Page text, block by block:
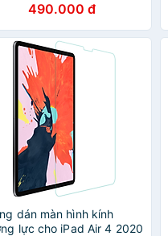
490.000 đ
dán màn hình kính
lực cho iPad Air 4 2020